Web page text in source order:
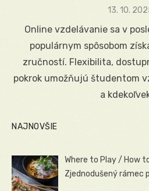
Posted
13. 10.
Online vzdelávanie sa v
populárnym spôsobom
zručností. Flexibilita,
pokrok umožňujú študentom
a
NAJNOVŠIE
Where to Play / How
Zjednodušený rámec